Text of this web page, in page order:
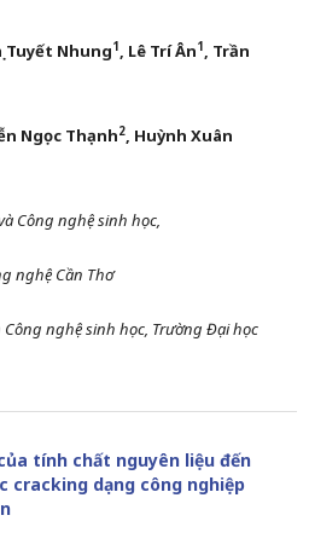
Tuyết Nhung1 , Lê Trí Ân1 , Trần
Ngọc Thạnh2, Huỳnh Xuân
Công nghệ sinh học,
nghệ Cần Thơ
Công nghệ sinh học, Trường Đại học
tính chất nguyên liệu đến
cracking dạng công nghiệp